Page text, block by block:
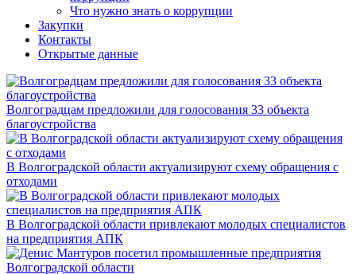
Что нужно знать о коррупции
Закупки
Контакты
Открытые данные
Волгоградцам предложили для голосования 33 объекта
благоустройства
В Волгоградской области актуализируют схему обращения с
отходами
В Волгоградской области привлекают молодых специалистов
на предприятия АПК